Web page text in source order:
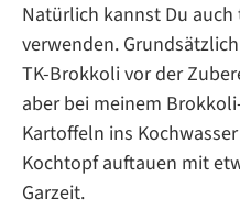
Natürlich kannst Du
verwenden.
TK-Brokkoli vor der
aber bei meinem
Kartoffeln ins
Kochtopf auftauen mit
Garzeit.